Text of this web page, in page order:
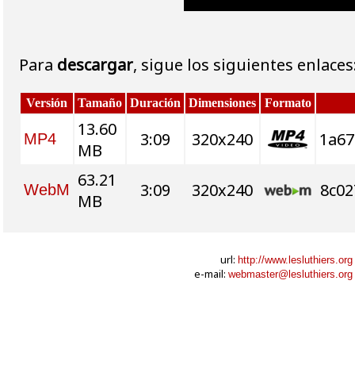
Para descargar, sigue los siguientes
Versión Tamaño Duración Dimensiones Formato
MP4
13.60
MB
3:09 320x240
WebM 63.21
MB
3:09 320x240
url: http://www.lesluthiers.org
e-mail: webmaster@lesluthiers.org